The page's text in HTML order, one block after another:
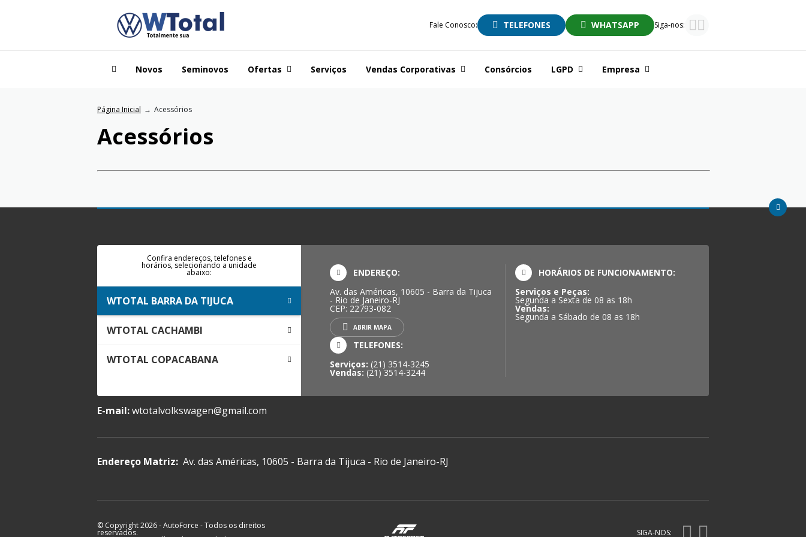
Fale Conosco: TELEFONES WHATSAPP Siga-nos:
Novos Seminovos Ofertas Serviços Vendas Corporativas Consórcios LGPD Empresa
Página Inicial Acessórios
Acessórios
Confira endereços, telefones e
horários, selecionando a unidade
abaixo:
WTOTAL BARRA DA TIJUCA
WTOTAL CACHAMBI
WTOTAL COPACABANA
ENDEREÇO:
Av. das Américas, 10605 - Barra da Tijuca
- Rio de Janeiro-RJ
CEP: 22793-082
ABRIR MAPA
TELEFONES:
Serviços: (21) 3514-3245
Vendas: (21) 3514-3244
HORÁRIOS DE FUNCIONAMENTO:
Serviços e Peças:
Segunda a Sexta de 08 as 18h
Vendas:
Segunda a Sábado de 08 as 18h
E-mail:wtotalvolkswagen@gmail.com
Endereço Matriz: Av. das Américas, 10605 - Barra da Tijuca - Rio de Janeiro-RJ
© Copyright 2026-AutoForce - Todos os direitos
reservados. SIGA-NOS: